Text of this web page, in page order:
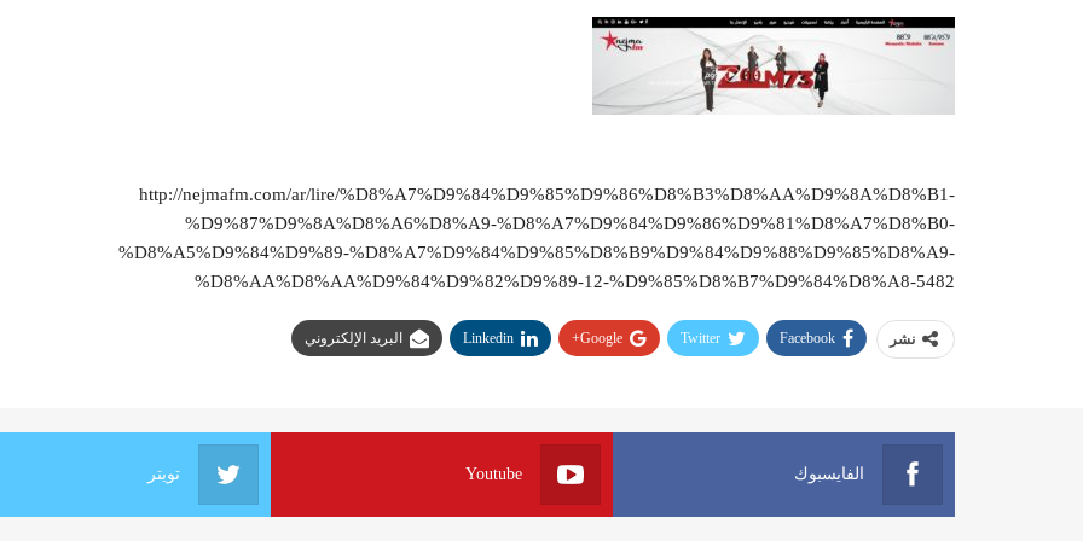
http://nejmafm.com/ar/lire/%D8%A7%D9%84%D9%85%D9%86%D8%B3%D8%AA%D9%8A%D8%B1-
%D9%87%D9%8A%D8%A6%D8%A9-%D8%A7%D9%84%D9%86%D9%81%D8%A7%D8%B0-
%D8%A5%D9%84%D9%89-%D8%A7%D9%84%D9%85%D8%B9%D9%84%D9%88%D9%85%D8%A9-
%D8%AA%D8%AA%D9%84%D9%82%D9%89-12-%D9%85%D8%B7%D9%84%D8%A8-5482
نشر Facebook
Twitter
Google+
Linkedin البريد الإلكتروني
الفايسبوك Youtube تويتر